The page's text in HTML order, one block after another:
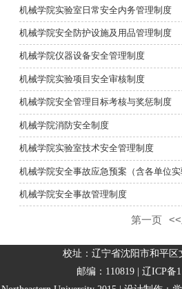
机械学院实验室日常安全内务管理制度
机械学院安全防护设施及用品管理制度
机械学院仪器设备安全管理制度
机械学院实验项目安全审核制度
机械学院安全管理目标考核与奖惩制度
机械学院消防安全制度
机械学院实验室技术安全管理制度
机械学院安全事故管理制度
第一页
校址：辽宁省沈阳市和平区
邮编：110819 | 辽ICP备